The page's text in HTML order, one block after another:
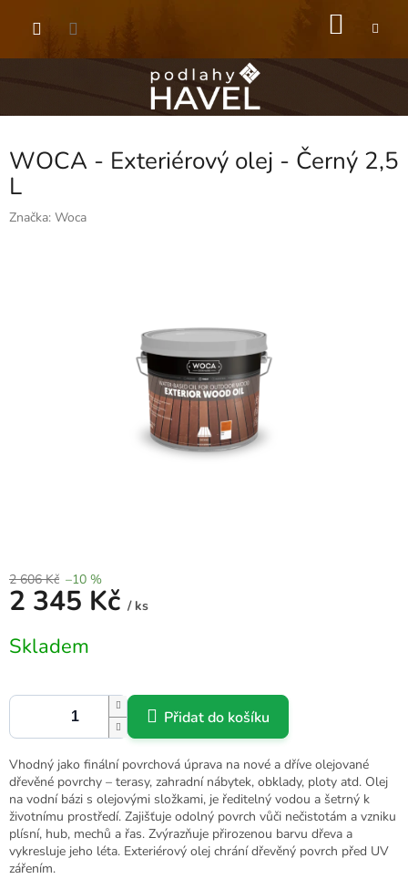
WOCA - Exteriérový olej - Černý 2,5
L
Značka: Woca
2 606 Kč –10 %
2 345 Kč / ks
cena:
Skladem
Přidat do košíku
Vhodný jako finální povrchová úprava na nové a dříve olejované
dřevěné povrchy – terasy, zahradní nábytek, obklady, ploty atd. Olej
na vodní bázi s olejovými složkami, je ředitelný vodou a šetrný k
životnímu prostředí. Zajišťuje odolný povrch vůči nečistotám a vzniku
plísní, hub, mechů a řas. Zvýrazňuje přirozenou barvu dřeva a
vykresluje jeho léta. Exteriérový olej chrání dřevěný povrch před UV
zářením.